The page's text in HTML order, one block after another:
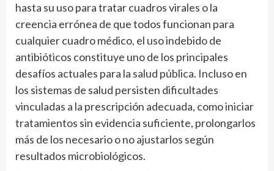
hasta su uso para tratar cuadros virales o la
creencia errónea de que todos funcionan para
cualquier cuadro médico, el uso indebido de
antibióticos constituye uno de los principales
desafíos actuales para la salud pública. Incluso en
los sistemas de salud persisten dificultades
vinculadas a la prescripción adecuada, como iniciar
tratamientos sin evidencia suficiente, prolongarlos
más de los necesario o no ajustarlos según
resultados microbiológicos.